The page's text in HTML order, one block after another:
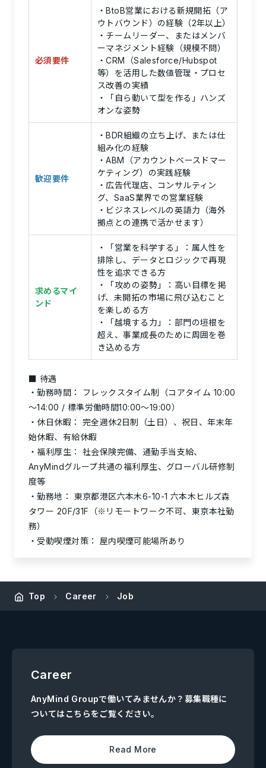
必須要件
・BtoB営業における新規開拓（ア
ウトバウンド）の経験（2年以上）
・チームリーダー、またはメンバ
ーマネジメント経験（規模不問）
・CRM（Salesforce/Hubspot
等）を活用した数値管理・プロセ
ス改善の実績
・「自ら動いて型を作る」ハンズ
オンな姿勢
歓迎要件
・BDR組織の立ち上げ、または仕
組み化の経験
・ABM（アカウントベースドマー
ケティング）の実践経験
・広告代理店、コンサルティン
グ、SaaS業界での営業経験
・ビジネスレベルの英語力（海外
拠点との連携で活かせます）
求めるマイ
ンド
・ 「営業を科学する」： 属人性を
排除し、データとロジックで再現
性を追求できる方
・
「攻めの姿勢」： 高い目標を掲
げ、未開拓の市場に飛び込むこと
を楽しめる方
・
「越境する力」： 部門の垣根を
超え、事業成長のために周囲を巻
き込める方
■ 待遇
勤務時間：
フレックスタイム制（コアタイム 10:00
～14:00 / 標準労働時間10:00～19:00）
休日休暇：
完全週休2日制（土日）、祝日、年末年
始休暇、有給休暇
福利厚生：
社会保険完備、通勤手当支給、
AnyMindグループ共通の福利厚生、グローバル研修制
度等
勤務地：
東京都港区六本木6-10-1 六本木ヒルズ森
タワー 20F/31F（※リモートワーク不可、東京本社勤
務）
受動喫煙対策：
屋内喫煙可能場所あり
Top Career Job
Career
AnyMind Groupで働いてみませんか？募集職種に
ついてはこちらをご覧ください。
Read More